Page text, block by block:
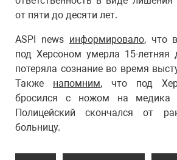
от пяти до десяти лет.
ASPI news информировало, что
под Херсоном умерла 15-летняя
потеряла сознание во время
Также напомним, что под
бросился с ножом на медика
Полицейский скончался от
больницу.